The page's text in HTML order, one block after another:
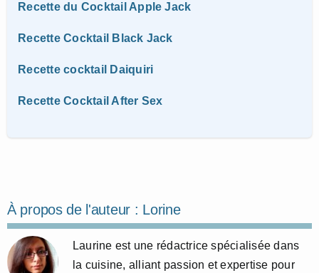
Recette du Cocktail Apple Jack
Recette Cocktail Black Jack
Recette cocktail Daiquiri
Recette Cocktail After Sex
À propos de l'auteur : Lorine
Laurine est une rédactrice spécialisée dans
la cuisine, alliant passion et expertise pour